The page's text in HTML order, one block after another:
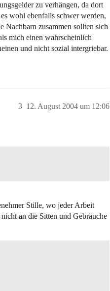
zu verhängen, da dort
wohl ebenfalls schwer werden,
Nachbarn zusammen sollten sich
mich einen wahrscheinlich
und nicht sozial intergriebar.
12. August 2004 um 12:06
3
Stille, wo jeder Arbeit
an die Sitten und Gebräuche